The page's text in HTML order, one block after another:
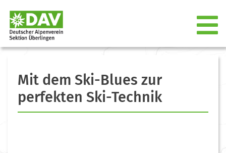
Mit dem Ski-Blues zur
perfekten Ski-Technik